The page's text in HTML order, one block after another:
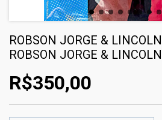
ROBSON JORGE &
ROBSON JORGE &
R$350,00